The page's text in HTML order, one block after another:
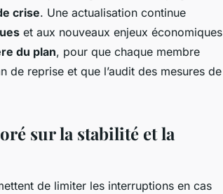
crise. Une actualisation continue
et aux nouveaux enjeux économiques
du plan, pour que chaque membre
de reprise et que l’audit des mesures de
sur la stabilité et la
de limiter les interruptions en cas